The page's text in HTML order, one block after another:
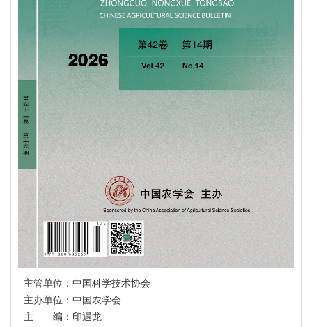
主管单位：中国科学技术协会
主办单位：中国农学会
主 编：印遇龙